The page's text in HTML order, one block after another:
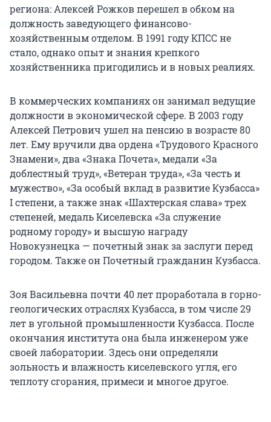
региона: Алексей Рожков перешел в обком на
должность заведующего финансово-
хозяйственным отделом. В 1991 году КПСС не
стало, однако опыт и знания крепкого
хозяйственника пригодились и в новых реалиях.
В коммерческих компаниях он занимал ведущие
должности в экономической сфере. В 2003 году
Алексей Петрович ушел на пенсию в возрасте 80
лет. Ему вручили два ордена «Трудового Красного
Знамени», два «Знака Почета», медали «За
доблестный труд», «Ветеран труда», «За честь и
мужество», «За особый вклад в развитие Кузбасса»
I степени, а также знак «Шахтерская слава» трех
степеней, медаль Киселевска «За служение
родному городу» и высшую награду
Новокузнецка — почетный знак за заслуги перед
городом. Также он Почетный гражданин Кузбасса.
Зоя Васильевна почти 40 лет проработала в горно-
геологических отраслях Кузбасса, в том числе 29
лет в угольной промышленности Кузбасса. После
окончания института она была инженером уже
своей лаборатории. Здесь они определяли
зольность и влажность киселевского угля, его
теплоту сгорания, примеси и многое другое.